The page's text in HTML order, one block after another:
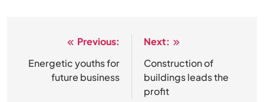
navigation
Previous:
Energetic youths for
future business
Next:
Construction of
buildings leads the
profit